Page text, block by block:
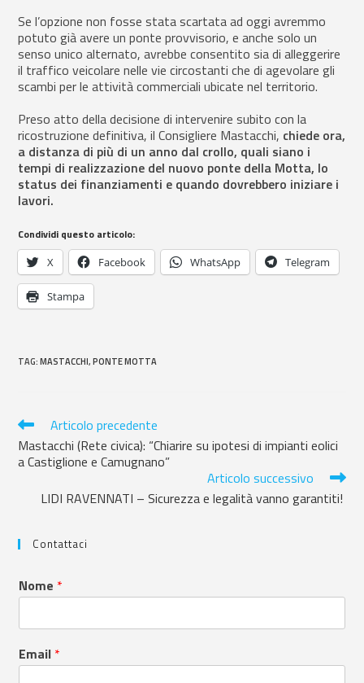
Se l’opzione non fosse stata scartata ad oggi avremmo
potuto già avere un ponte provvisorio, e anche solo un
senso unico alternato, avrebbe consentito sia di alleggerire
il traffico veicolare nelle vie circostanti che di agevolare gli
scambi per le attività commerciali ubicate nel territorio.
Preso atto della decisione di intervenire subito con la
ricostruzione definitiva, il Consigliere Mastacchi, chiede ora,
a distanza di più di un anno dal crollo, quali siano i
tempi di realizzazione del nuovo ponte della Motta, lo
status dei finanziamenti e quando dovrebbero iniziare i
lavori.
Condividi questo articolo:
X Facebook WhatsApp Telegram
Stampa
TAG:MASTACCHI, PONTE MOTTA
Articolo precedente
Mastacchi (Rete civica): “Chiarire su ipotesi di impianti eolici
a Castiglione e Camugnano”
Articolo successivo
LIDI RAVENNATI – Sicurezza e legalità vanno garantiti!
Contattaci
Nome *
Email *